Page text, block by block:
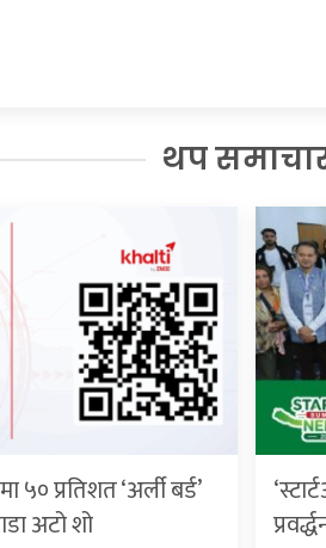
थप
५० प्रतिशत ‘अर्ली बर्ड’
अटो शो